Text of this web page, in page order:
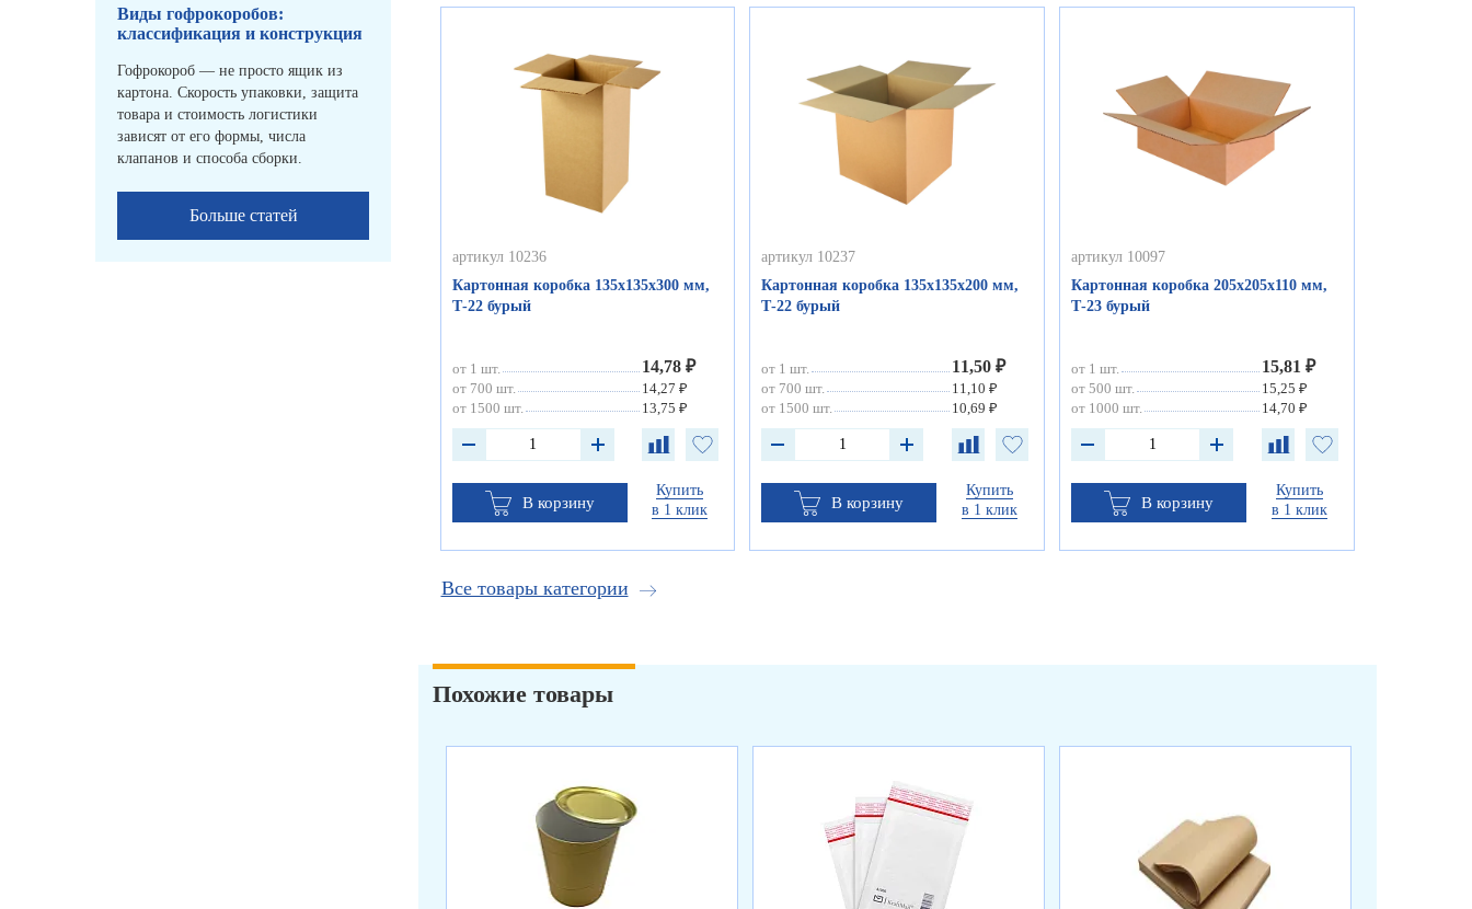
Виды гофрокоробов:
классификация и конструкция
Гофрокороб — не просто ящик из
картона. Скорость упаковки, защита
товара и стоимость логистики
зависят от его формы, числа
клапанов и способа сборки.
Больше статей
артикул 10236
Картонная коробка 135х135х300 мм,
Т-22 бурый
от 1 шт. 14,78 ₽
от 700 шт.
14,27 ₽
от 1500 шт.
13,75 ₽
В корзину
Купить
в 1 клик
артикул 10237
Картонная коробка 135х135х200 мм,
Т-22 бурый
от 1 шт. 11,50 ₽
от 700 шт.
11,10 ₽
от 1500 шт.
10,69 ₽
В корзину
Купить
в 1 клик
артикул 10097
Картонная коробка 205х205х110 мм,
Т-23 бурый
от 1 шт. 15,81 ₽
от 500 шт.
15,25 ₽
от 1000 шт.
14,70 ₽
В корзину
Купить
в 1 клик
Все товары категории
Похожие товары